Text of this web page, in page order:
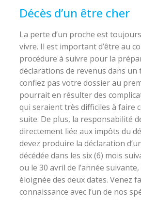
Décès d’un être cher
La perte d’un proche est
vivre. Il est important d’être au
procédure à suivre pour la
déclarations de revenus dans un
confiez pas votre dossier au
pourrait en résulter des
qui seraient très difficiles à faire
suite. De plus, la responsabilité
directement liée aux impôts du
devez produire la déclaration
décédée dans les six (6) mois
ou le 30 avril de l’année
éloignée des deux dates. Venez
connaissance avec l’un de nos